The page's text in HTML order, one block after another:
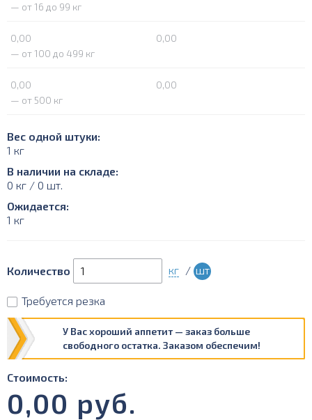
— от 16 до 99 кг
0,00
0,00
— от 100 до 499 кг
0,00
0,00
— от 500 кг
Вес одной штуки:
1 кг
В наличии на складе:
0 кг / 0 шт.
Ожидается:
1 кг
Количество кг / шт
Требуется резка
У Вас хороший аппетит — заказ больше
свободного остатка. Заказом обеспечим!
Стоимость:
0,00 руб.